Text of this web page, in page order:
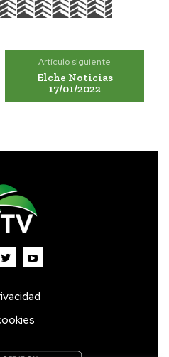
Artículo siguiente
Elche Noticias
17/01/2022